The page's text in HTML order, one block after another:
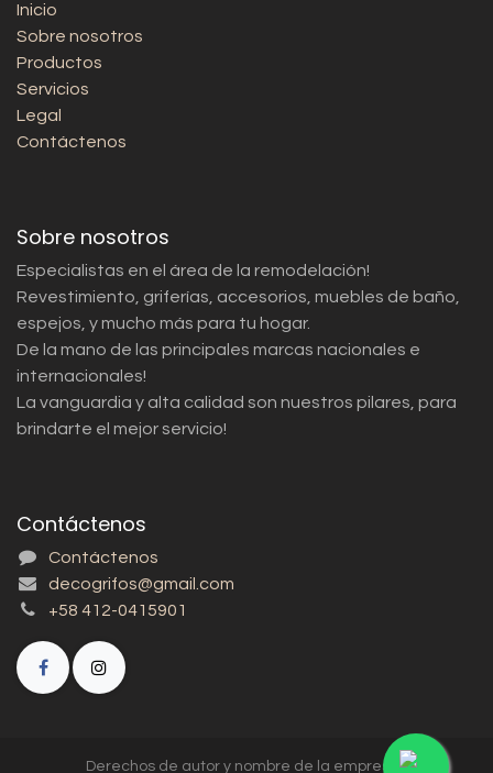
Inicio
Sobre nosotros
Productos
Servicios
Legal
Contáctenos
Sobre nosotros
Especialistas en el área de la remodelación!
Revestimiento, griferías, accesorios, muebles de baño,
espejos, y mucho más para tu hogar.
De la mano de las principales marcas nacionales e
internacionales!
La vanguardia y alta calidad son nuestros pilares, para
brindarte el mejor servicio!
Contáctenos
Contáctenos
decogrifos@gmail.com
+58 412-0415901
Derechos de autor y nombre de la empresa